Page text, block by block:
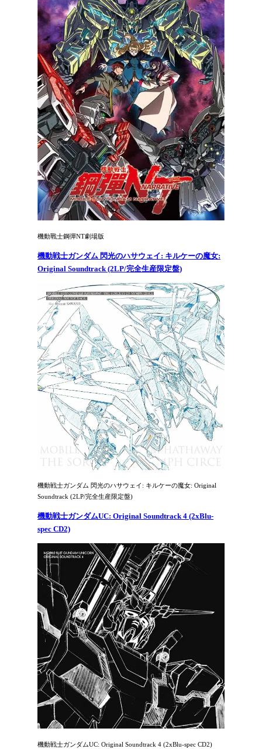
機動戰士鋼彈NT劇場版
機動戦士ガンダム 閃光のハサウェイ: キルケーの魔女:
Original Soundtrack (2LP/完全生産限定盤)
機動戦士ガンダム 閃光のハサウェイ: キルケーの魔女: Original
Soundtrack (2LP/完全生産限定盤)
機動戦士ガンダムUC: Original Soundtrack 4 (2xBlu-
spec CD2)
機動戦士ガンダムUC: Original Soundtrack 4 (2xBlu-spec CD2)